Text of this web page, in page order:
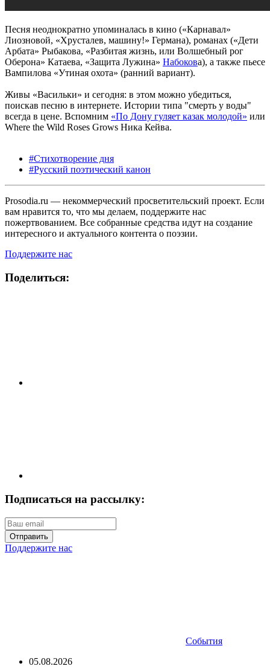
Песня неоднократно упоминалась в кино («Карнавал»
Лиозновой, «Хрусталев, машину!» Германа), романах («Дети
Арбата» Рыбакова, «Разбитая жизнь, или Волшебный рог
Оберона» Катаева, «Защита Лужина» Набокова), а также пьесе
Вампилова «Утиная охота» (ранний вариант).
Живы «Васильки» и сегодня: в этом можно убедиться,
поискав песню в интернете. Истории типа "смерть у воды"
всегда в цене. Вспомним «По Дону гуляет казак молодой» или
Where the Wild Roses Grows Ника Кейва.
#Стихотворение дня
#Русский поэтический канон
Prosodia.ru — некоммерческий просветительский проект. Если
вам нравится то, что мы делаем, поддержите нас
пожертвованием. Все собранные средства идут на создание
интересного и актуального контента о поэзии.
Поддержите нас
Поделиться:
Подписаться на рассылку:
Отправить
Поддержите нас
События
05.08.2026